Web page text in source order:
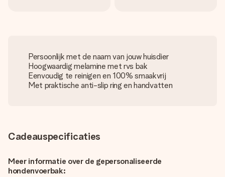
Persoonlijk met de naam van jouw huisdier
Hoogwaardig melamine met rvs bak
Eenvoudig te reinigen en 100% smaakvrij
Met praktische anti-slip ring en handvatten
Cadeauspecificaties
Meer informatie over de gepersonaliseerde
hondenvoerbak: